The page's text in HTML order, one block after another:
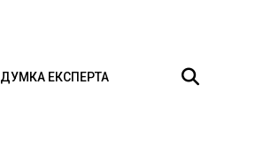
ДУМКА ЕКСПЕРТА